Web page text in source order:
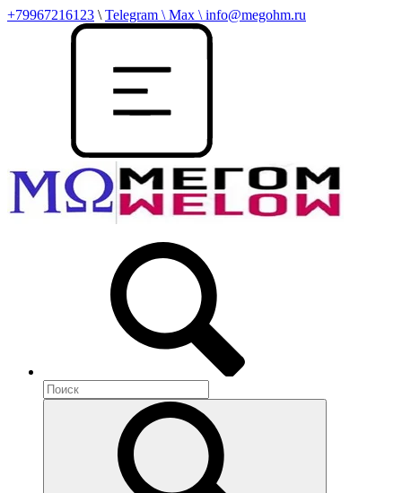
+79967216123 \ Telegram \ Max \ info@megohm.ru